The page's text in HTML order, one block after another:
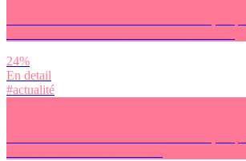
24%
En detail
#actualité